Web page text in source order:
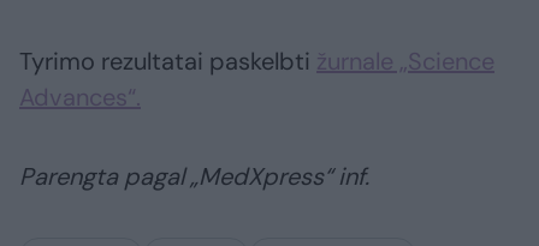
Tyrimo rezultatai paskelbti žurnale „Science
Advances“.
Parengta pagal „MedXpress“ inf.